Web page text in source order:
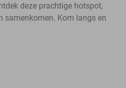
deze prachtige hotspot,
samenkomen. Kom langs en